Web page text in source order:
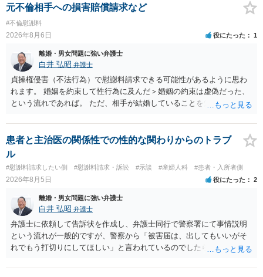
になるような条件提示をする等、模索するほかありません（極端な話
をいえば、夫から「この条件なら離婚してもよい」として提示された
条件を全部丸呑みする、という方法しかないかもしれません）。た
だ、離婚訴訟をしたくないという考えを見透かされてしまうと、逆に
足下を見られてしまいますので、注意する必要があります。 夫が離婚
に抵抗する可能性が高いのであれば、むしろ淡々と調停不成立にして
離婚訴訟で離婚原因を主張し、判決へ持っていく方が近道であること
も少なくありません。見通し等を含め、弁護士へ相談・依頼した方が
よいと思います。
元不倫相手への損害賠償請求など
#不倫慰謝料
2026年8月6日 役にたった 1
離婚・男女問題に強い弁護士
白井 弘昭 弁護士
貞操権侵害（不法行為）で慰謝料請求できる可能性があるように思わ
れます。 婚姻を約束して性行為に及んだ＞婚姻の約束は虚偽だった、
という流れであれば。 ただ、相手が結婚していることを知って行為に
性も認められそうですので、あまり慰謝料は高額にならないように思
われます。 一度、最寄りの弁護士に相談してみてください。
患者と主治医の関係性での性的な関わりからのトラブ
ル
#慰謝料請求したい側 #慰謝料請求・訴訟 #示談 #産婦人科 #患者・入所者側
2026年8月5日 役にたった 2
離婚・男女問題に強い弁護士
白井 弘昭 弁護士
弁護士に依頼して告訴状を作成し、弁護士同行で警察署にて事情説明
という流れが一般的ですが、警察から「被害届は、出してもいいがそ
れでもう打切りにしてほしい」と言われているのでしたら、あまり結
検察庁に訴えるのもありかもしれないですが、実際に捜査をするの